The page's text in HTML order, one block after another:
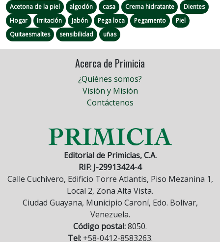
Acetona de la piel algodón casa Crema hidratante
Dientes
Hogar
Irritación Jabón Pega loca Pegamento
Piel
Quitaesmaltes
sensibilidad uñas
Acerca de Primicia
¿Quiénes somos?
Visión y Misión
Contáctenos
Editorial de Primicias, C.A.
RIF: J-29913424-4
Calle Cuchivero, Edificio Torre Atlantis, Piso Mezanina 1,
Local 2, Zona Alta Vista.
Ciudad Guayana, Municipio Caroní, Edo. Bolívar,
Venezuela.
Código postal:8050.
Tel:+58-0412-8583263.